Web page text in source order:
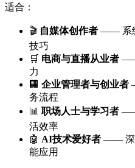
适合：
🎬 自媒体创作者 —— 系
技巧
🛒 电商与直播从业者 ——
力
🏢 企业管理者与创业者
务流程
📊 职场人士与学习者 ——
活效率
🤖 AI技术爱好者 —— 深
能应用